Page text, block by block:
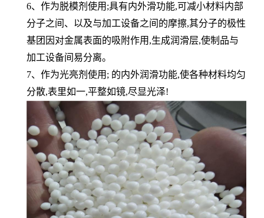
6、作为脱模剂使用;具有内外滑功能,可减小材料内部
分子之间、以及与加工设备之间的摩擦,其分子的极性
基团因对金属表面的吸附作用,生成润滑层,使制品与
加工设备间易分离。
7、作为光亮剂使用; 的内外润滑功能,使各种材料均匀
分散,表里如一,平整如镜,尽显光泽!